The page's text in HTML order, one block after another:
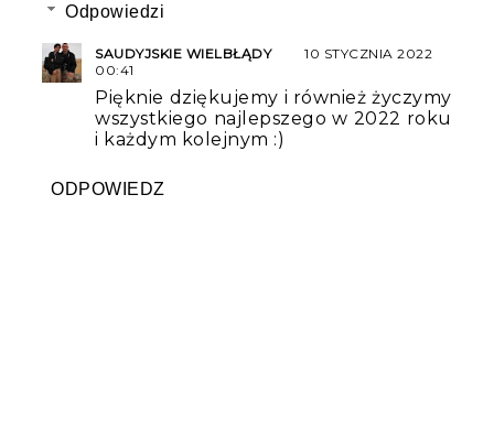
Odpowiedzi
SAUDYJSKIE WIELBŁĄDY
10 STYCZNIA 2022
00:41
Pięknie dziękujemy i również życzymy
wszystkiego najlepszego w 2022 roku
i każdym kolejnym :)
ODPOWIEDZ